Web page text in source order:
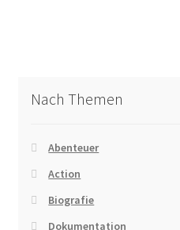
Nach Themen
Abenteuer
Action
Biografie
Dokumentation